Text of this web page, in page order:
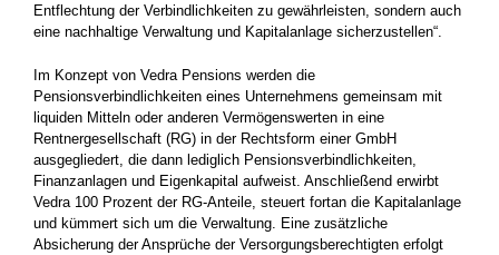
Entflechtung der Verbindlichkeiten zu gewährleisten, sondern auch
eine nachhaltige Verwaltung und Kapitalanlage sicherzustellen“.
Im Konzept von Vedra Pensions werden die
Pensionsverbindlichkeiten eines Unternehmens gemeinsam mit
liquiden Mitteln oder anderen Vermögenswerten in eine
Rentnergesellschaft (RG) in der Rechtsform einer GmbH
ausgegliedert, die dann lediglich Pensionsverbindlichkeiten,
Finanzanlagen und Eigenkapital aufweist. Anschließend erwirbt
Vedra 100 Prozent der RG-Anteile, steuert fortan die Kapitalanlage
und kümmert sich um die Verwaltung. Eine zusätzliche
Absicherung der Ansprüche der Versorgungsberechtigten erfolgt